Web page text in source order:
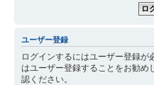
ユーザー登録
ログインするにはユーザー登録
はユーザー登録することをお勧め
認ください。